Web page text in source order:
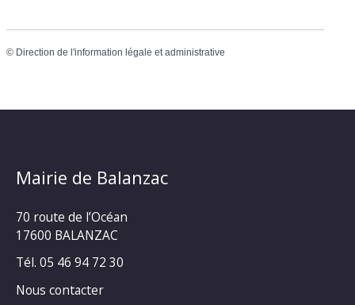
© Direction de l'information légale et administrative
Mairie de Balanzac
70 route de l’Océan
17600 BALANZAC
Tél. 05 46 94 72 30
Nous contacter